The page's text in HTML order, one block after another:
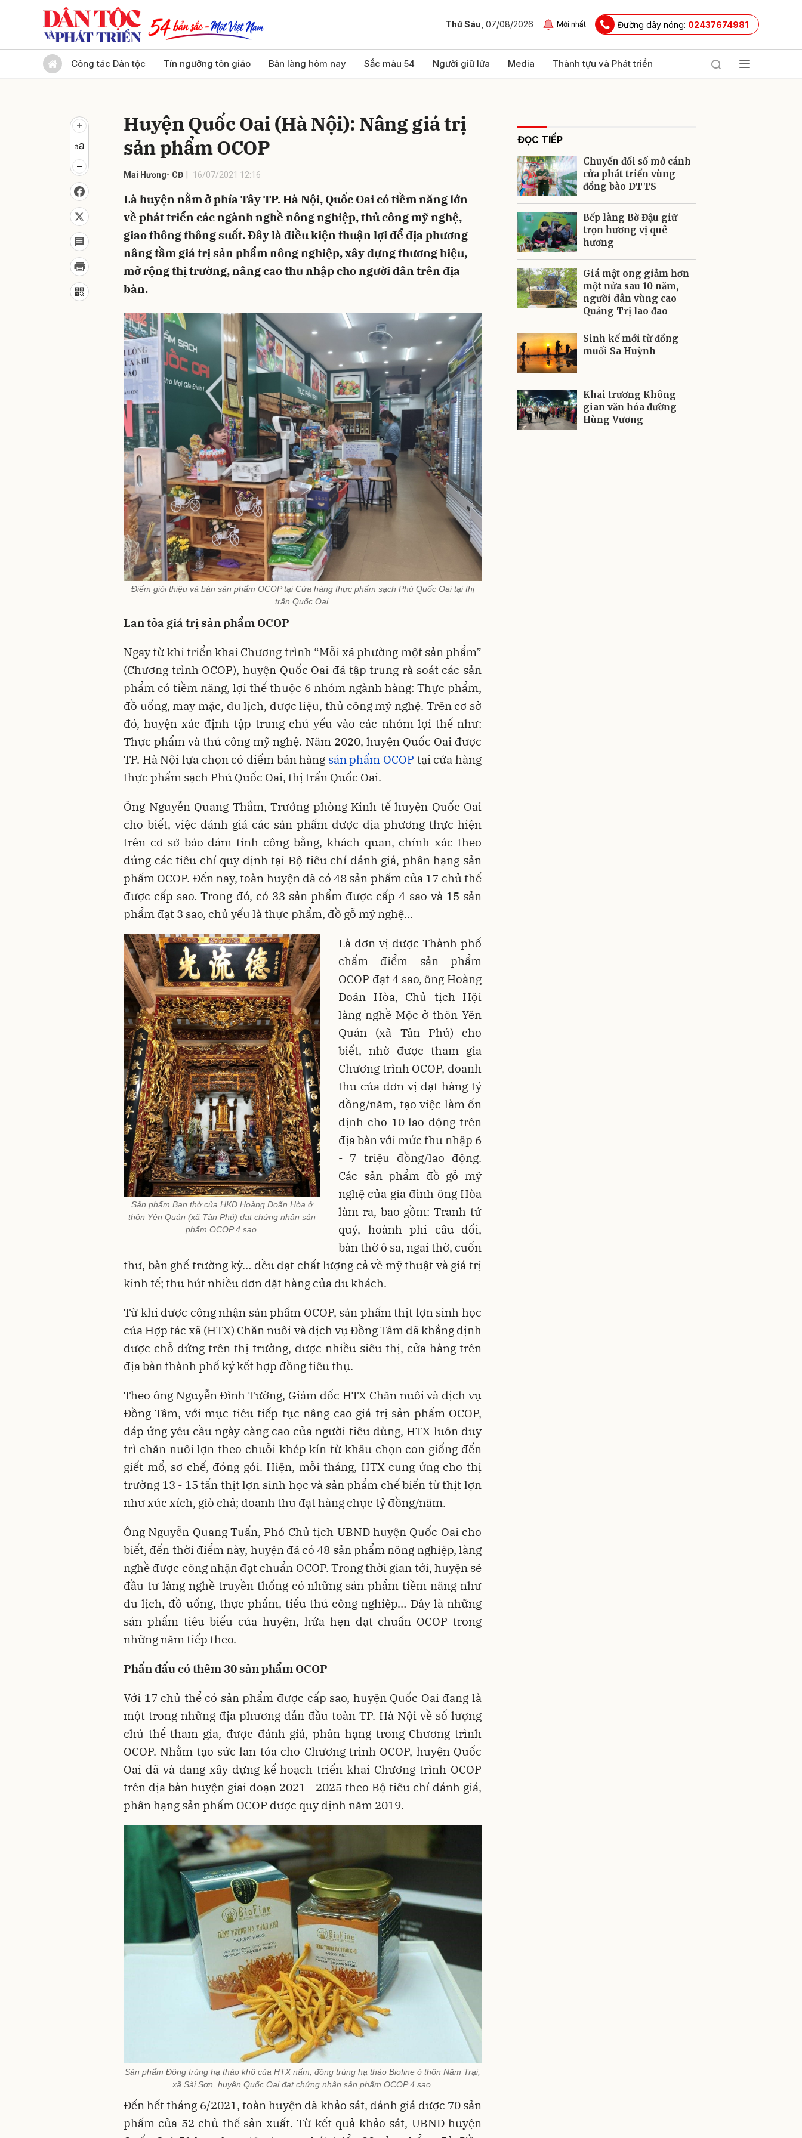
Thứ Sáu, 07/08/2026 Mới nhất Đường dây nóng: 02437674981
Công tác Dân tộc Tín ngưỡng tôn giáo Bản làng hôm nay Sắc màu 54 Người giữ lửa Media Thành tựu và Phát triển
Huyện Quốc Oai (Hà Nội): Nâng giá trị
sản phẩm OCOP
Mai Hương- CĐ 16/07/2021 12:16
Là huyện nằm ở phía Tây TP. Hà Nội, Quốc Oai có tiềm năng lớn
về phát triển các ngành nghề nông nghiệp, thủ công mỹ nghệ,
giao thông thông suốt. Đây là điều kiện thuận lợi để địa phương
nâng tầm giá trị sản phẩm nông nghiệp, xây dựng thương hiệu,
mở rộng thị trường, nâng cao thu nhập cho người dân trên địa
bàn.
Điểm giới thiệu và bán sản phẩm OCOP tại Cửa hàng thực phẩm sạch Phủ Quốc Oai tại thị
trấn Quốc Oai.
Lan tỏa giá trị sản phẩm OCOP
Ngay từ khi triển khai Chương trình “Mỗi xã phường một sản phẩm”
(Chương trình OCOP), huyện Quốc Oai đã tập trung rà soát các sản
phẩm có tiềm năng, lợi thế thuộc 6 nhóm ngành hàng: Thực phẩm,
đồ uống, may mặc, du lịch, dược liệu, thủ công mỹ nghệ. Trên cơ sở
đó, huyện xác định tập trung chủ yếu vào các nhóm lợi thế như:
Thực phẩm và thủ công mỹ nghệ. Năm 2020, huyện Quốc Oai được
TP. Hà Nội lựa chọn có điểm bán hàng sản phẩm OCOP tại cửa hàng
thực phẩm sạch Phủ Quốc Oai, thị trấn Quốc Oai.
Ông Nguyễn Quang Thắm, Trưởng phòng Kinh tế huyện Quốc Oai
cho biết, việc đánh giá các sản phẩm được địa phương thực hiện
trên cơ sở bảo đảm tính công bằng, khách quan, chính xác theo
đúng các tiêu chí quy định tại Bộ tiêu chí đánh giá, phân hạng sản
phẩm OCOP. Đến nay, toàn huyện đã có 48 sản phẩm của 17 chủ thể
được cấp sao. Trong đó, có 33 sản phẩm được cấp 4 sao và 15 sản
phẩm đạt 3 sao, chủ yếu là thực phẩm, đồ gỗ mỹ nghệ…
Sản phẩm Ban thờ của HKD Hoàng Doãn Hòa ở
thôn Yên Quán (xã Tân Phú) đạt chứng nhận sản
phẩm OCOP 4 sao.
Là đơn vị được Thành phố
chấm điểm sản phẩm
OCOP đạt 4 sao, ông Hoàng
Doãn Hòa, Chủ tịch Hội
làng nghề Mộc ở thôn Yên
Quán (xã Tân Phú) cho
biết, nhờ được tham gia
Chương trình OCOP, doanh
thu của đơn vị đạt hàng tỷ
đồng/năm, tạo việc làm ổn
định cho 10 lao động trên
địa bàn với mức thu nhập 6
- 7 triệu đồng/lao động.
Các sản phẩm đồ gỗ mỹ
nghệ của gia đình ông Hòa
làm ra, bao gồm: Tranh tứ
quý, hoành phi câu đối,
bàn thờ ô sa, ngai thờ, cuốn
thư, bàn ghế trường kỳ… đều đạt chất lượng cả về mỹ thuật và giá trị
kinh tế; thu hút nhiều đơn đặt hàng của du khách.
Từ khi được công nhận sản phẩm OCOP, sản phẩm thịt lợn sinh học
của Hợp tác xã (HTX) Chăn nuôi và dịch vụ Đồng Tâm đã khẳng định
được chỗ đứng trên thị trường, được nhiều siêu thị, cửa hàng trên
địa bàn thành phố ký kết hợp đồng tiêu thụ.
Theo ông Nguyễn Đình Tường, Giám đốc HTX Chăn nuôi và dịch vụ
Đồng Tâm, với mục tiêu tiếp tục nâng cao giá trị sản phẩm OCOP,
đáp ứng yêu cầu ngày càng cao của người tiêu dùng, HTX luôn duy
trì chăn nuôi lợn theo chuỗi khép kín từ khâu chọn con giống đến
giết mổ, sơ chế, đóng gói. Hiện, mỗi tháng, HTX cung ứng cho thị
trường 13 - 15 tấn thịt lợn sinh học và sản phẩm chế biến từ thịt lợn
như xúc xích, giò chả; doanh thu đạt hàng chục tỷ đồng/năm.
Ông Nguyễn Quang Tuấn, Phó Chủ tịch UBND huyện Quốc Oai cho
biết, đến thời điểm này, huyện đã có 48 sản phẩm nông nghiệp, làng
nghề được công nhận đạt chuẩn OCOP. Trong thời gian tới, huyện sẽ
đầu tư làng nghề truyền thống có những sản phẩm tiềm năng như
du lịch, đồ uống, thực phẩm, tiểu thủ công nghiệp… Đây là những
sản phẩm tiêu biểu của huyện, hứa hẹn đạt chuẩn OCOP trong
những năm tiếp theo.
Phấn đấu có thêm 30 sản phẩm OCOP
Với 17 chủ thể có sản phẩm được cấp sao, huyện Quốc Oai đang là
một trong những địa phương dẫn đầu toàn TP. Hà Nội về số lượng
chủ thể tham gia, được đánh giá, phân hạng trong Chương trình
OCOP. Nhằm tạo sức lan tỏa cho Chương trình OCOP, huyện Quốc
Oai đã và đang xây dựng kế hoạch triển khai Chương trình OCOP
trên địa bàn huyện giai đoạn 2021 - 2025 theo Bộ tiêu chí đánh giá,
phân hạng sản phẩm OCOP được quy định năm 2019.
Sản phẩm Đông trùng hạ thảo khô của HTX nấm, đông trùng hạ thảo Biofine ở thôn Năm Trại,
xã Sài Sơn, huyện Quốc Oai đạt chứng nhận sản phẩm OCOP 4 sao.
Đến hết tháng 6/2021, toàn huyện đã khảo sát, đánh giá được 70 sản
phẩm của 52 chủ thể sản xuất. Từ kết quả khảo sát, UBND huyện
ĐỌC TIẾP
Chuyển đổi số mở cánh
cửa phát triển vùng
đồng bào DTTS
Bếp làng Bờ Đậu giữ
trọn hương vị quê
hương
Giá mật ong giảm hơn
một nửa sau 10 năm,
người dân vùng cao
Quảng Trị lao đao
Sinh kế mới từ đồng
muối Sa Huỳnh
Khai trương Không
gian văn hóa đường
Hùng Vương
Gửi bình luận
Gửi